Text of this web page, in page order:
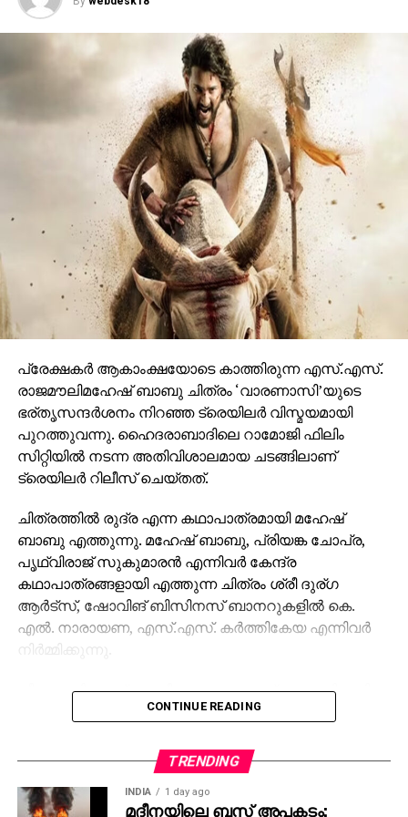
ചെയ്തപ്പോൾ അറുപത്തിനായിരത്തിൽപ്പരം കാഴ്ചക്കാർ
വേദിയെ ധന്യമാക്കി. ഐമാക്‌സിലാണ് ചിത്രം
ഒരുങ്ങുന്നത് എന്നതിനാല്‍ തന്നെ തിയേറ്ററുകളില്‍
ഗംഭീരമായ കാഴ്ചാനുഭൂതി
സമ്മാനിക്കുമെന്നുറപ്പാണ്.ബാഹുബലിയും ആർ ആർ
ആറും ഒരുക്കിയ രാജമൗലിയുടെ ബ്രഹ്മാണ്ഡ ചിത്രം
വാരണാസി 2027ൽ തിയേറ്ററുകളിലേക്കെത്തും. പി ആർ
ഓ ആൻഡ് മാർക്കറ്റിംഗ് സ്ട്രാറ്റജിസ്റ്റ് : പ്രതീഷ് ശേഖർ.
പ്രേക്ഷകര്‍ ആകാംക്ഷയോടെ കാത്തിരുന്ന എസ്.എസ്.
രാജമൗലിമഹേഷ് ബാബു ചിത്രം ‘വാരണാസി’യുടെ
ഭര്തൃസന്ദര്‍ശനം നിറഞ്ഞ ട്രെയിലര്‍ വിസ്മയമായി
പുറത്തുവന്നു. ഹൈദരാബാദിലെ റാമോജി ഫിലിം
സിറ്റിയില്‍ നടന്ന അതിവിശാലമായ ചടങ്ങിലാണ്
ട്രെയിലര്‍ റിലീസ് ചെയ്തത്.
ചിത്രത്തില്‍ രുദ്ര എന്ന കഥാപാത്രമായി മഹേഷ്
ബാബു എത്തുന്നു. മഹേഷ് ബാബു, പ്രിയങ്ക ചോപ്ര,
പൃഥ്വിരാജ് സുകുമാരന്‍ എന്നിവര്‍ കേന്ദ്ര
കഥാപാത്രങ്ങളായി എത്തുന്ന ചിത്രം ശ്രീ ദുര്ഗ
ആര്‍ട്‌സ്, ഷോവിങ് ബിസിനസ് ബാനറുകളില്‍ കെ.
എല്‍. നാരായണ, എസ്.എസ്. കര്‍ത്തികേയ എന്നിവര്‍
നിര്‍മ്മിക്കുന്നു.
കീരവാണിയാണ് സംഗീതം ഒരുക്കുന്നത്. പുറത്തിറങ്ങിയ
മണിക്കൂറുകള്‍ക്കുള്ളില്‍ തന്നെ 5 മില്യണിലധികം
വലുപ്പത്തിലുള്ള പ്രത്യേക സ്‌ക്രീനില്‍ പ്രേക്ഷകര്‍ക്ക്
മുന്നില്‍ ട്രെയിലര്‍ പ്രദര്‍ശിപ്പിച്ചു.
ട്രെയിലര്‍ സി.ഇ. 512-ലെ വാരണാസിയുടെ
ദൃശ്യങ്ങളോടെ തുടങ്ങുന്നു. തുടര്‍ന്ന് 2027ല്‍
ഭൂമിയിലേക്ക് വരുന്നു എന്നു കാണിക്കുന്ന ‘ശാംഭവി’ എന്ന
CONTINUE READING
മരിച്ചവരുടെ കുടുംബങ്ങള്‍ക്ക്
അഞ്ച് ലക്ഷം വീതം ധനസഹായം
നല്‍കുമെന്ന് തെലങ്കാന സര്‍ക്കാര്‍